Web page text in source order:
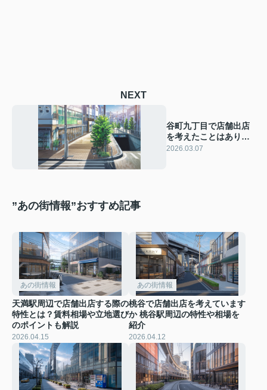
NEXT
谷町九丁目で店舗出店
を考えたことはありま
すか 特性や相場を知
2026.03.07
”あの街情報”おすすめ記事
あの街情報
天満駅周辺で店舗出店する際の
特性とは？賃料相場や立地選び
のポイントも解説
2026.04.15
あの街情報
桃谷で店舗出店を考えています
か 桃谷駅周辺の特性や相場を
紹介
2026.04.12